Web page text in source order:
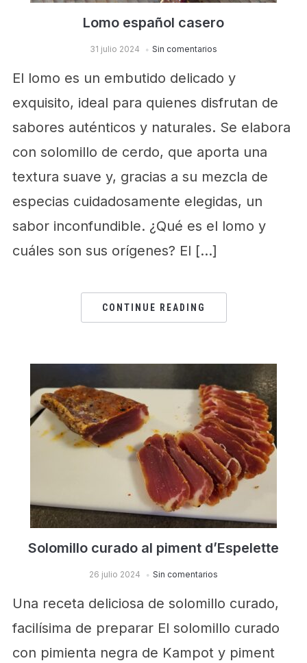
Lomo español casero
31 julio 2024 Sin comentarios
El lomo es un embutido delicado y
exquisito, ideal para quienes disfrutan de
sabores auténticos y naturales. Se elabora
con solomillo de cerdo, que aporta una
textura suave y, gracias a su mezcla de
especias cuidadosamente elegidas, un
sabor inconfundible. ¿Qué es el lomo y
cuáles son sus orígenes? El […]
CONTINUE READING
Solomillo curado al piment d’Espelette
26 julio 2024 Sin comentarios
Una receta deliciosa de solomillo curado,
facilísima de preparar El solomillo curado
con pimienta negra de Kampot y piment